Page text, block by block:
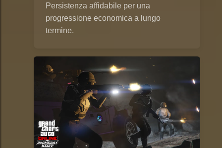
Persistenza affidabile per una
progressione economica a lungo
termine.